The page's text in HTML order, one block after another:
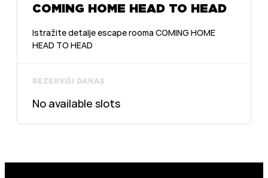
COMING HOME HEAD TO HEAD
Istražite detalje escape rooma COMING HOME
HEAD TO HEAD
REZERVIŠI DANAS
No available slots